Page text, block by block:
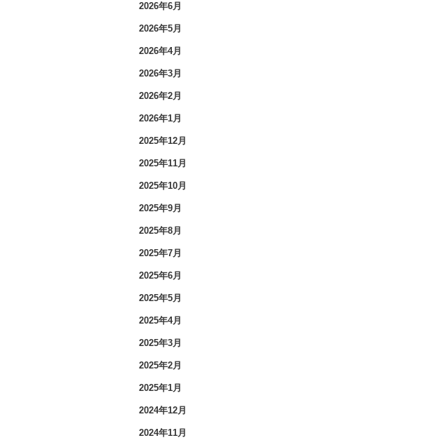
2026年6月
2026年5月
2026年4月
2026年3月
2026年2月
2026年1月
2025年12月
2025年11月
2025年10月
2025年9月
2025年8月
2025年7月
2025年6月
2025年5月
2025年4月
2025年3月
2025年2月
2025年1月
2024年12月
2024年11月